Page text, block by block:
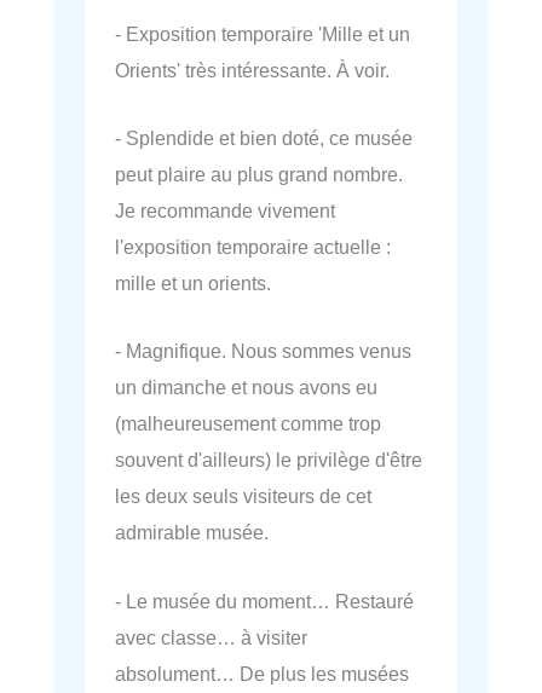
- Exposition temporaire 'Mille et un
Orients' très intéressante. À voir.
- Splendide et bien doté, ce musée
peut plaire au plus grand nombre.
Je recommande vivement
l'exposition temporaire actuelle :
mille et un orients.
- Magnifique. Nous sommes venus
un dimanche et nous avons eu
(malheureusement comme trop
souvent d'ailleurs) le privilège d'être
les deux seuls visiteurs de cet
admirable musée.
- Le musée du moment… Restauré
avec classe… à visiter
absolument… De plus les musées